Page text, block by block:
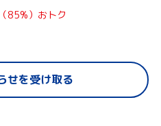
85%）おトク
せを受け取る